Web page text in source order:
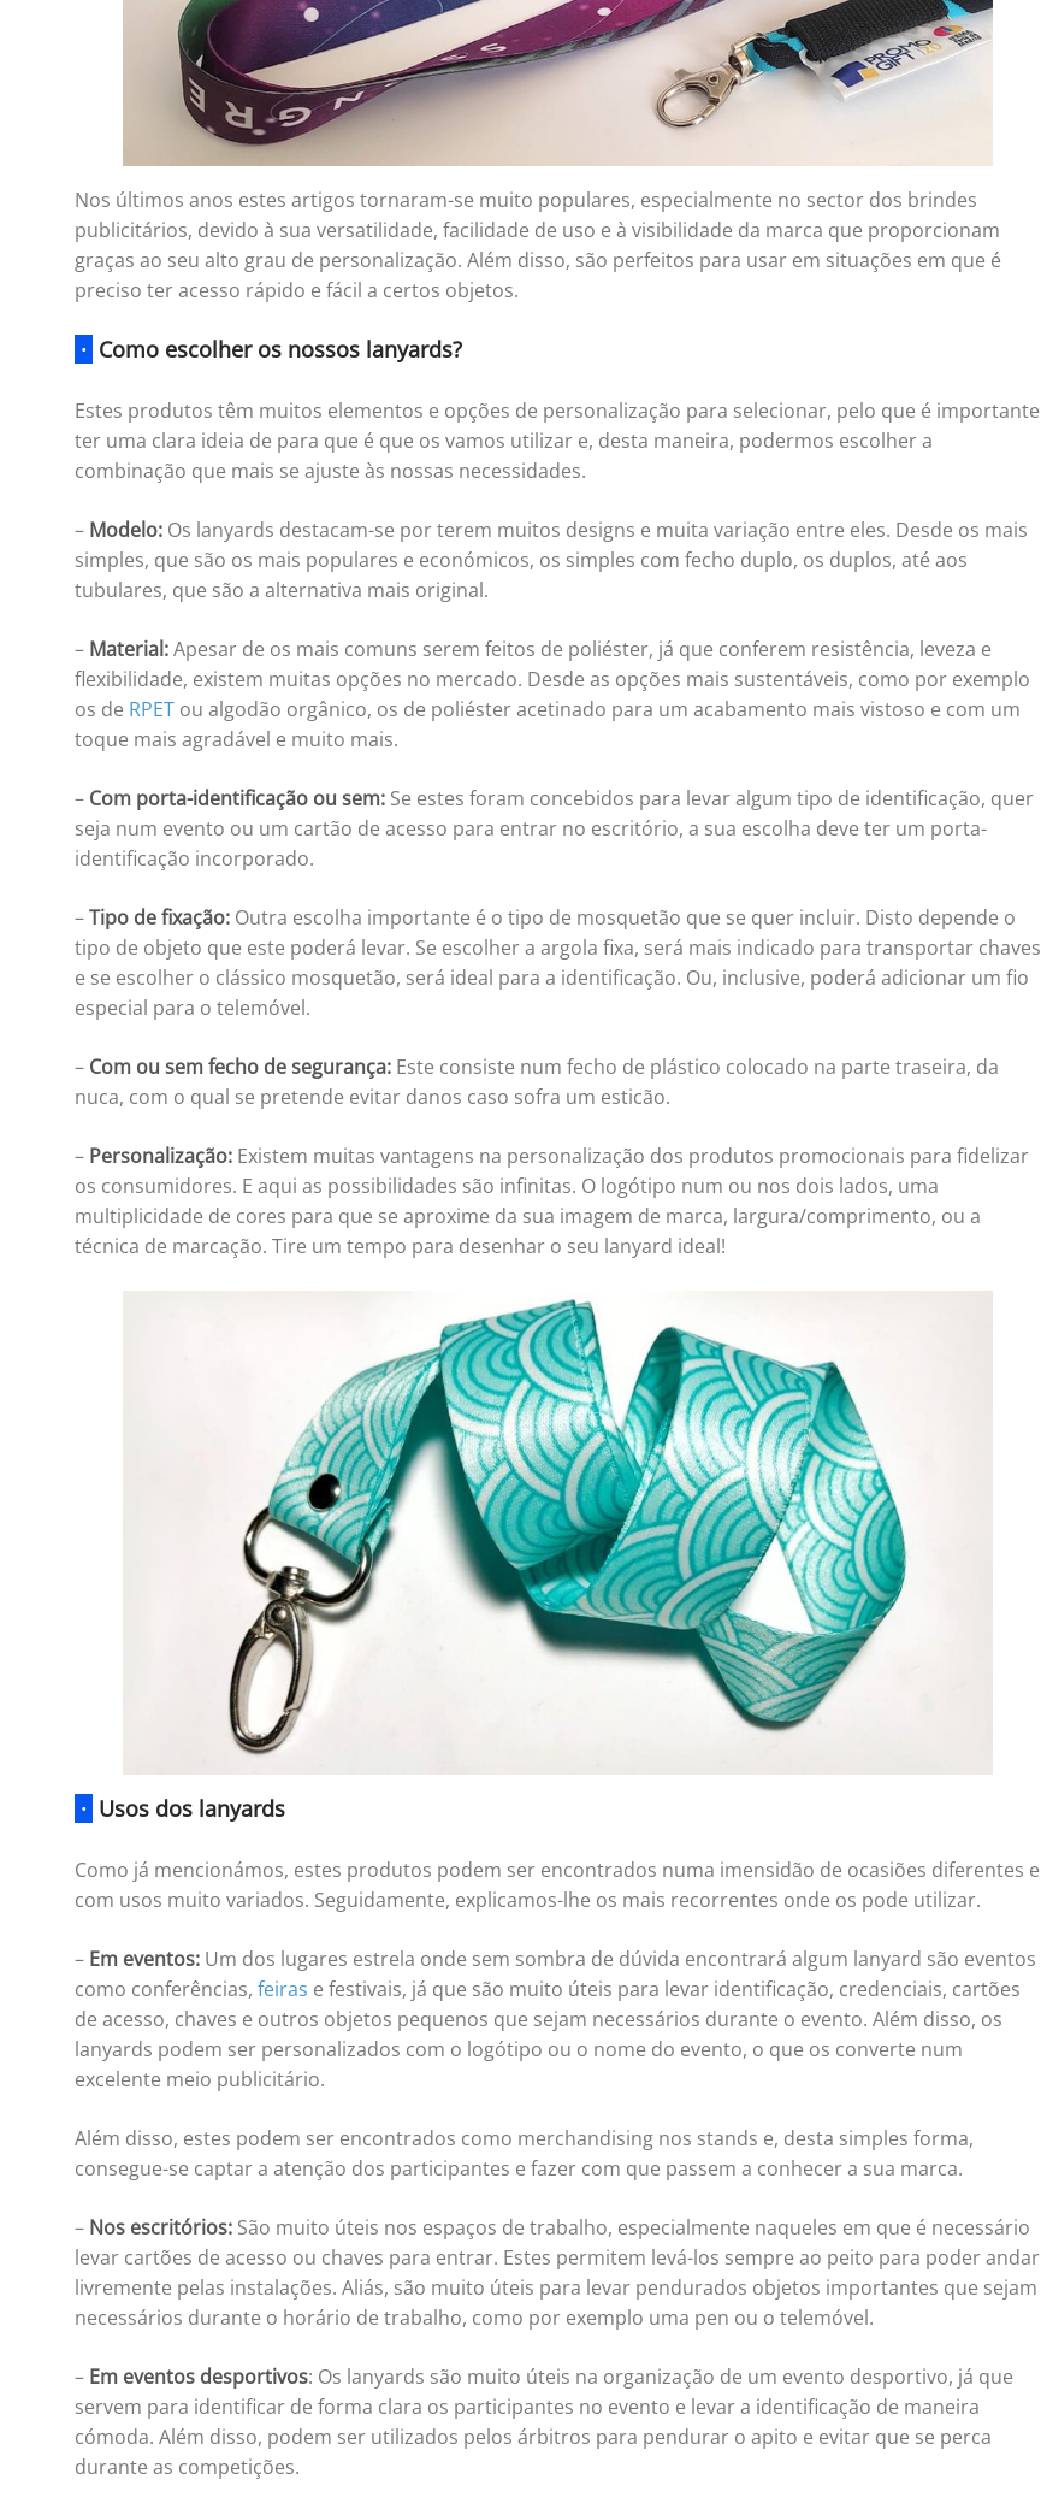
Nos últimos anos estes artigos tornaram-se muito populares, especialmente no sector dos brindes
publicitários, devido à sua versatilidade, facilidade de uso e à visibilidade da marca que proporcionam
graças ao seu alto grau de personalização. Além disso, são perfeitos para usar em situações em que é
preciso ter acesso rápido e fácil a certos objetos.
· Como escolher os nossos lanyards?
Estes produtos têm muitos elementos e opções de personalização para selecionar, pelo que é importante
ter uma clara ideia de para que é que os vamos utilizar e, desta maneira, podermos escolher a
combinação que mais se ajuste às nossas necessidades.
– Modelo: Os lanyards destacam-se por terem muitos designs e muita variação entre eles. Desde os mais
simples, que são os mais populares e económicos, os simples com fecho duplo, os duplos, até aos
tubulares, que são a alternativa mais original.
– Material:Apesar de os mais comuns serem feitos de poliéster, já que conferem resistência, leveza e
flexibilidade, existem muitas opções no mercado. Desde as opções mais sustentáveis, como por exemplo
os de RPET ou algodão orgânico, os de poliéster acetinado para um acabamento mais vistoso e com um
toque mais agradável e muito mais.
– Com porta-identificação ou sem: Se estes foram concebidos para levar algum tipo de identificação, quer
seja num evento ou um cartão de acesso para entrar no escritório, a sua escolha deve ter um porta-
identificação incorporado.
–Tipo de fixação: Outra escolha importante é o tipo de mosquetão que se quer incluir. Disto depende o
tipo de objeto que este poderá levar. Se escolher a argola fixa, será mais indicado para transportar chaves
e se escolher o clássico mosquetão, será ideal para a identificação. Ou, inclusive, poderá adicionar um fio
especial para o telemóvel.
– Com ou sem fecho de segurança: Este consiste num fecho de plástico colocado na parte traseira, da
nuca, com o qual se pretende evitar danos caso sofra um esticão.
– Personalização: Existem muitas vantagens na personalização dos produtos promocionais para fidelizar
os consumidores. E aqui as possibilidades são infinitas. O logótipo num ou nos dois lados, uma
multiplicidade de cores para que se aproxime da sua imagem de marca, largura/comprimento, ou a
técnica de marcação. Tire um tempo para desenhar o seu lanyard ideal!
· Usos dos lanyards
Como já mencionámos, estes produtos podem ser encontrados numa imensidão de ocasiões diferentes e
com usos muito variados. Seguidamente, explicamos-lhe os mais recorrentes onde os pode utilizar.
– Em eventos: Um dos lugares estrela onde sem sombra de dúvida encontrará algum lanyard são eventos
como conferências, feiras e festivais, já que são muito úteis para levar identificação, credenciais, cartões
de acesso, chaves e outros objetos pequenos que sejam necessários durante o evento. Além disso, os
lanyards podem ser personalizados com o logótipo ou o nome do evento, o que os converte num
excelente meio publicitário.
Além disso, estes podem ser encontrados como merchandising nos stands e, desta simples forma,
consegue-se captar a atenção dos participantes e fazer com que passem a conhecer a sua marca.
– Nos escritórios: São muito úteis nos espaços de trabalho, especialmente naqueles em que é necessário
levar cartões de acesso ou chaves para entrar. Estes permitem levá-los sempre ao peito para poder andar
livremente pelas instalações. Aliás, são muito úteis para levar pendurados objetos importantes que sejam
necessários durante o horário de trabalho, como por exemplo uma pen ou o telemóvel.
– Em eventos desportivos: Os lanyards são muito úteis na organização de um evento desportivo, já que
servem para identificar de forma clara os participantes no evento e levar a identificação de maneira
cómoda. Além disso, podem ser utilizados pelos árbitros para pendurar o apito e evitar que se perca
durante as competições.